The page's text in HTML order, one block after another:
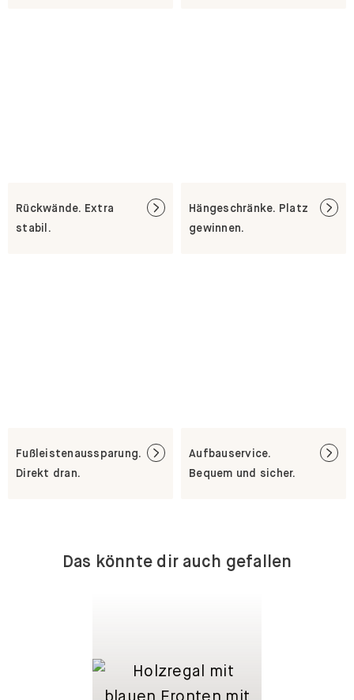
Rückwände. Extra
stabil.
Hängeschränke. Platz
gewinnen.
Fußleistenaussparung.
Direkt dran.
Aufbauservice.
Bequem und sicher.
Das könnte dir auch gefallen